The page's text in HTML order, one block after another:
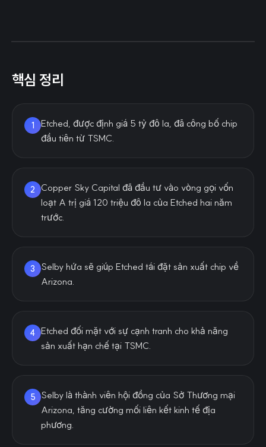
핵심 정리
1
Etched, được định giá 5 tỷ đô la, đã công bố chip
đầu tiên từ TSMC.
2
Copper Sky Capital đã đầu tư vào vòng gọi vốn
loạt A trị giá 120 triệu đô la của Etched hai năm
trước.
3
Selby hứa sẽ giúp Etched tái đặt sản xuất chip về
Arizona.
4 Etched đối mặt với sự cạnh tranh cho khả năng
sản xuất hạn chế tại TSMC.
5
Selby là thành viên hội đồng của Sở Thương mại
Arizona, tăng cường mối liên kết kinh tế địa
phương.